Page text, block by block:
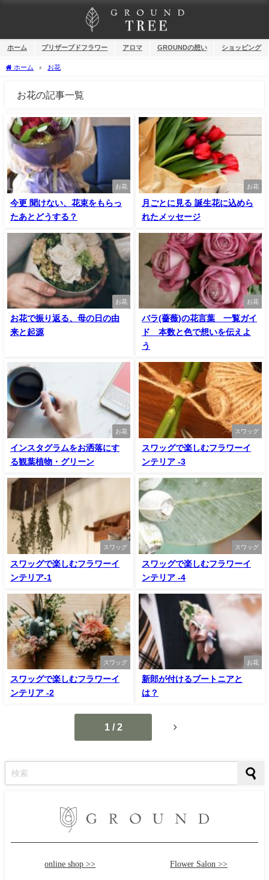
ホーム プリザーブドフラワー アロマ GROUNDの想い ショッピング
ホーム お花
お花の記事一覧
お花
今更 聞けない、花束をもらっ
たあとどうする？
お花
月ごとに見る 誕生花に込めら
れたメッセージ
お花
お花で振り返る、母の日の由
来と起源
お花
バラ(薔薇)の花言葉 一覧ガイ
ド 本数と色で想いを伝えよ
う
お花
インスタグラムをお洒落にす
る観葉植物・グリーン
スワッグ
スワッグで楽しむフラワーイ
ンテリア -3
スワッグ
スワッグで楽しむフラワーイ
ンテリア-1
スワッグ
スワッグで楽しむフラワーイ
ンテリア -4
スワッグ
スワッグで楽しむフラワーイ
ンテリア -2
お花
新郎が付けるブートニアと
は？
1 / 2
online shop >> Flower Salon >>